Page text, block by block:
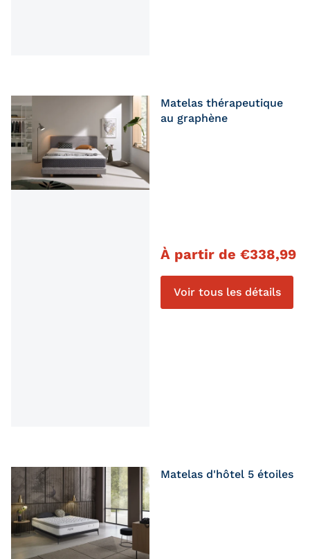
Matelas thérapeutique
au graphène
Prix régulier
À partir de €338,99
Voir tous les détails
Matelas d'hôtel 5 étoiles